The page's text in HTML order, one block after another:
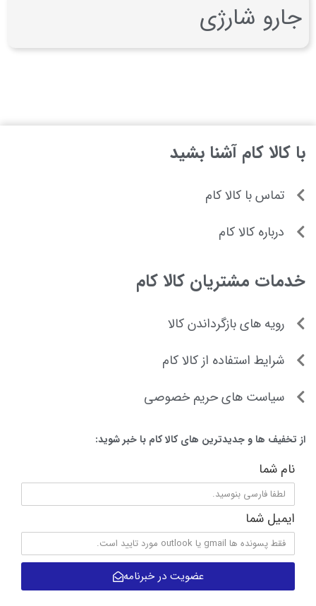
جارو شارژی
با کالا کام آشنا بشید
تماس با کالا کام
درباره کالا کام
خدمات مشتریان کالا کام
رویه های بازگرداندن کالا
شرایط استفاده از کالا کام
سیاست های حریم خصوصی
از تخفیف ها و جدیدترین های کالا کام با خبر شوید:
نام شما
ایمیل شما
عضویت در خبرنامه